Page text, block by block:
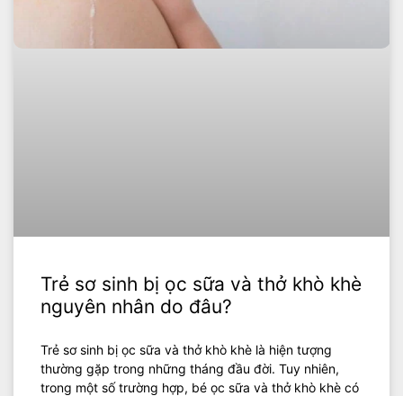
Trẻ sơ sinh bị ọc sữa và thở khò khè
nguyên nhân do đâu?
Trẻ sơ sinh bị ọc sữa và thở khò khè là hiện tượng
thường gặp trong những tháng đầu đời. Tuy nhiên,
trong một số trường hợp, bé ọc sữa và thở khò khè có